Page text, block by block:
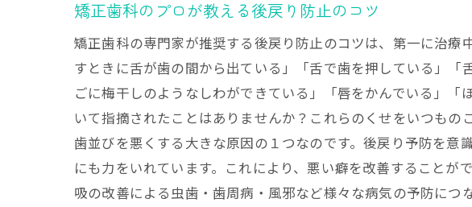
矯正歯科リテーナー未使用時の
矯正歯科治療後に注意すべき生活の
矯正歯科治療後に見直したい生
矯正歯科後の整った歯並びは
矯正歯科で注意したい舌癖と日
矯正歯科後に意識する噛み癖や
矯正歯科後戻り防止に役立つ生
矯正歯科のプロが教える後戻り防止のコツ
矯正歯科の専門家が推奨する後戻り防止のコツは、第一に治
すときに舌が歯の間から出ている」「舌で歯を押している」
ごに梅干しのようなしわができている」「唇をかんでいる」
いて指摘されたことはありませんか？これらのくせをいつもの
歯並びを悪くする大きな原因の１つなのです。後戻り予防を意
にも力をいれています。これにより、悪い癖を改善すること
吸の改善による虫歯・歯周病・風邪など様々な病気の予防に